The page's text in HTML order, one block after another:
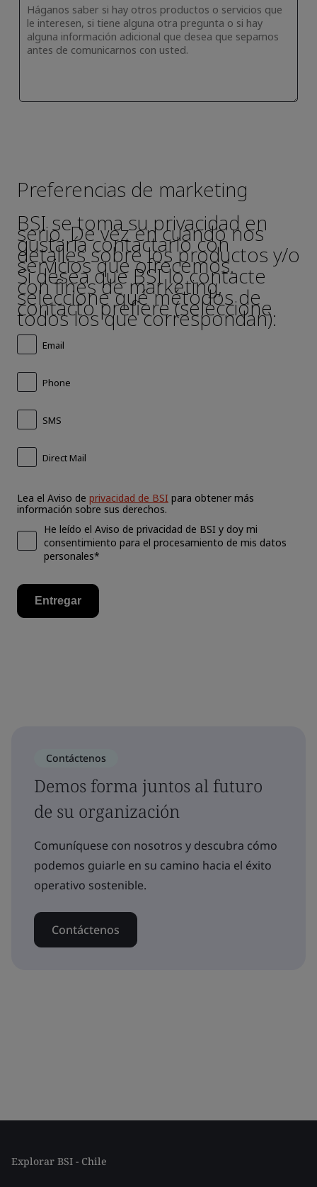
Contáctenos
Demos forma juntos al futuro
de su organización
Comuníquese con nosotros y descubra cómo
podemos guiarle en su camino hacia el éxito
operativo sostenible.
Contáctenos
Explorar BSI - Chile